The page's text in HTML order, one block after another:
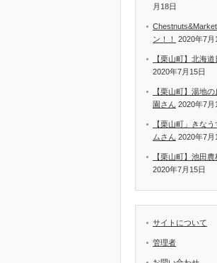
月18日
ン！！
2020年7月
【栗山町】北海
2020年7月15日
【栗山町】湯地
園さん 2020年7月
【栗山町」きな
ムさん 2020年7月
【栗山町】池田
2020年7月15日
サイトについて
管理者